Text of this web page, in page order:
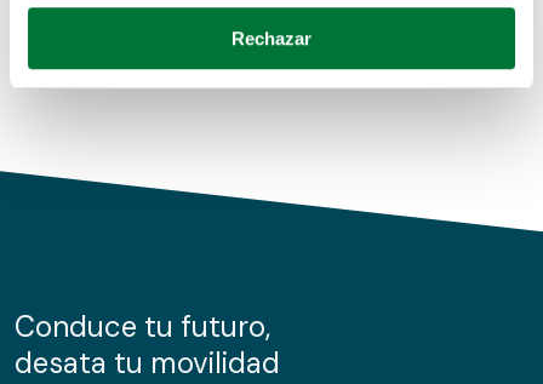
para buscar características específicas (huellas
Obtenga más información sobre cómo se procesan sus
de cookies.
información sobre el uso que haga del sitio web con
nuestros partners de redes sociales, publicidad y análisis
Rechazar
Conduce tu futuro,
desata tu movilidad